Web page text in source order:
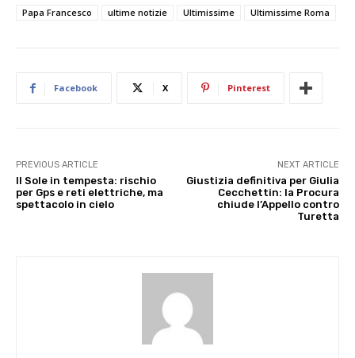
Papa Francesco
ultime notizie Ultimissime Ultimissime Roma
Facebook X Pinterest
PREVIOUS ARTICLE
Il Sole in tempesta: rischio
per Gps e reti elettriche, ma
spettacolo in cielo
NEXT ARTICLE
Giustizia definitiva per Giulia
Cecchettin: la Procura
chiude l’Appello contro
Turetta